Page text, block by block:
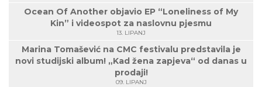
Ocean Of Another objavio EP “Loneliness of My
Kin” i videospot za naslovnu pjesmu
13. LIPANJ
Marina Tomašević na CMC festivalu predstavila je
novi studijski album! „Kad žena zapjeva“ od danas u
prodaji!
09. LIPANJ